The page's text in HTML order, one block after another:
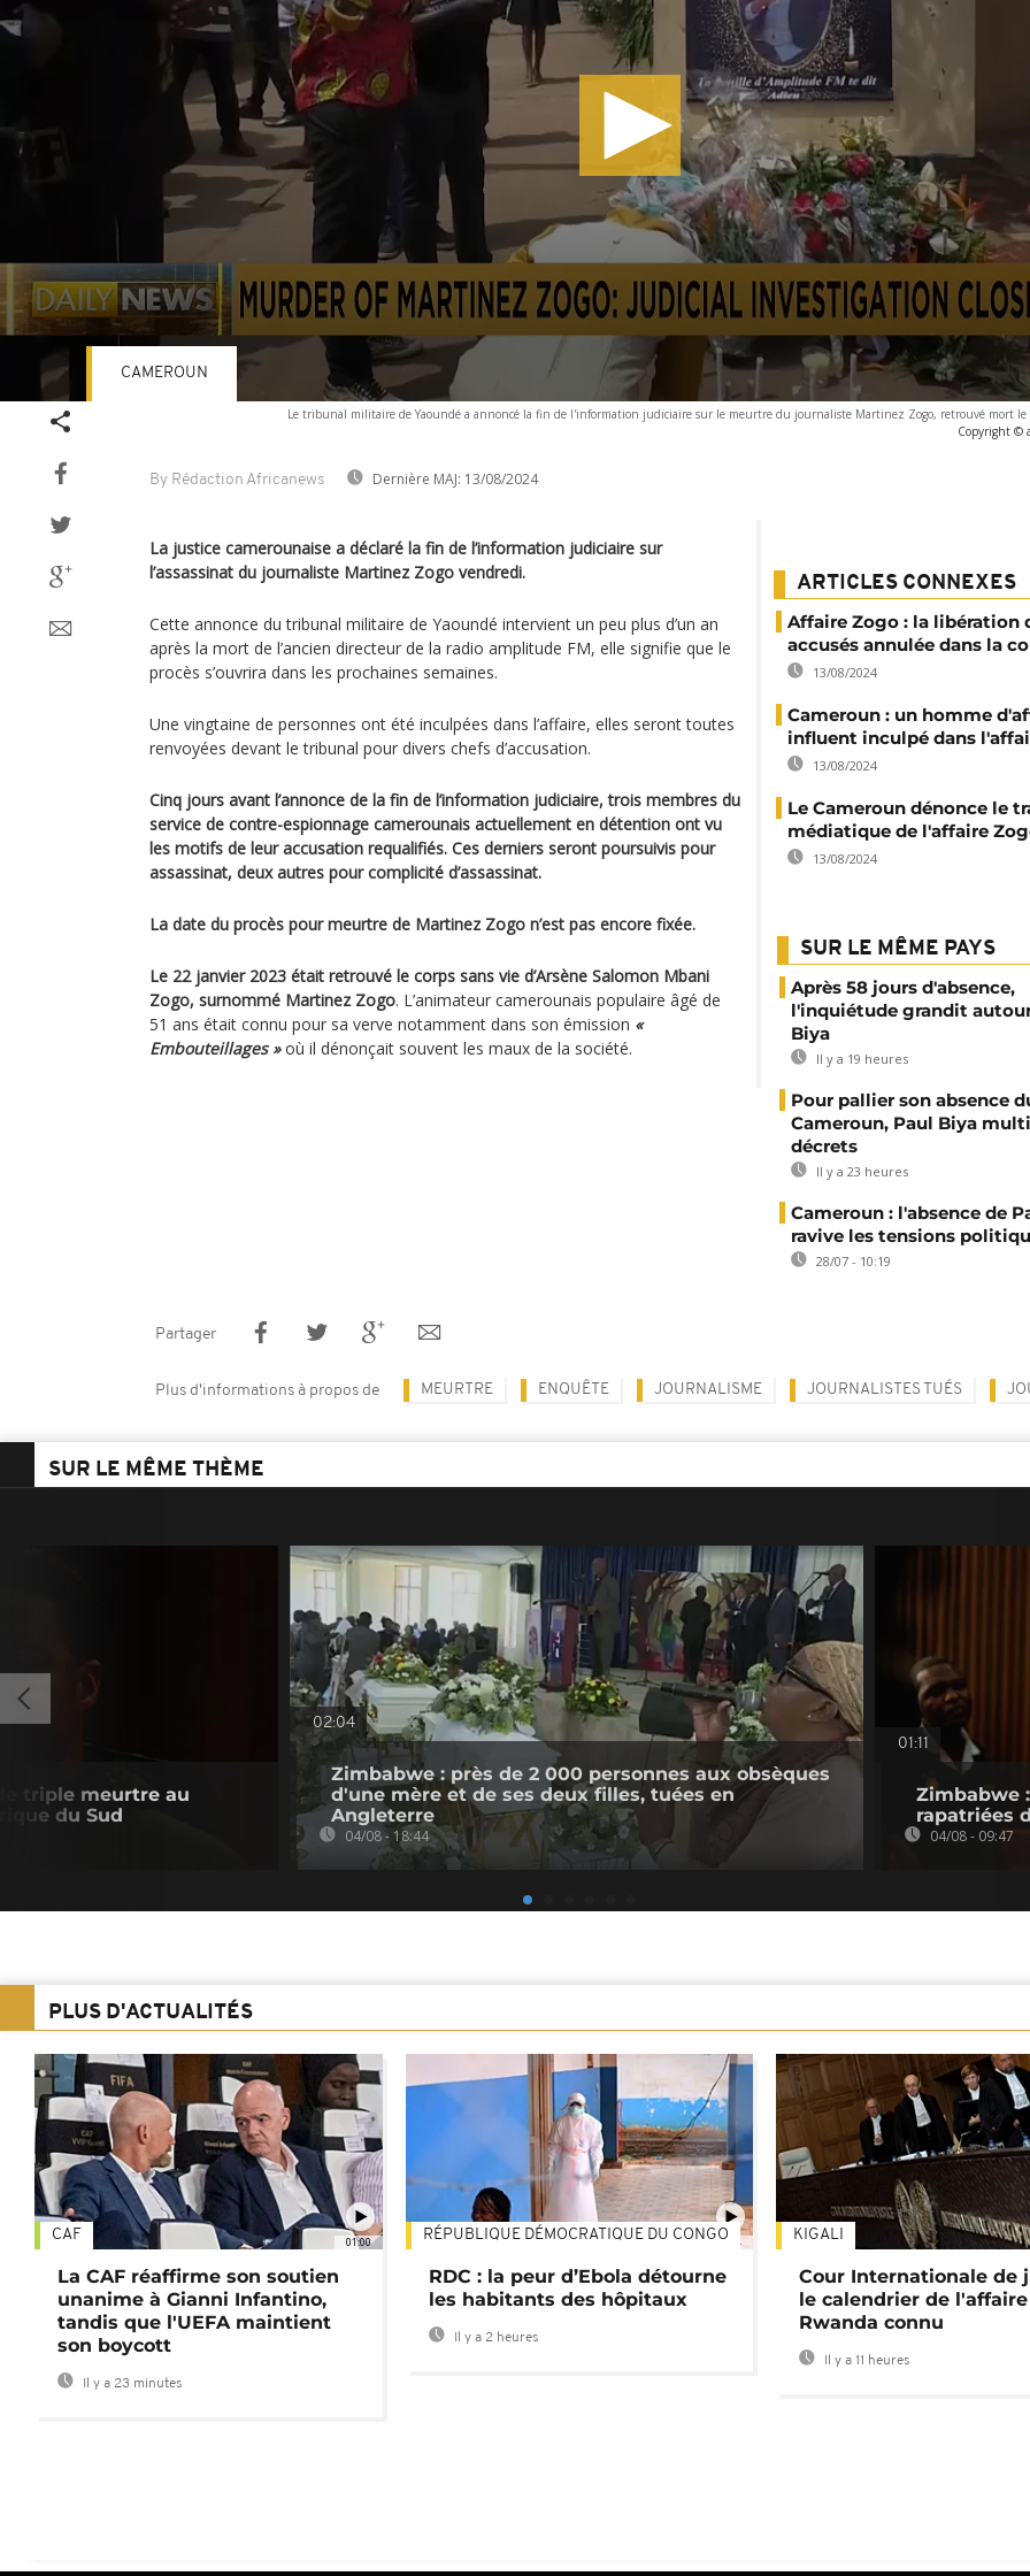
Le tribunal militaire de Yaoundé a annoncé la fin de l'information judiciaire sur le meurtre du journaliste Martinez Zogo, retrouvé mort
Copyright ©
By Rédaction Africanews Dernière MAJ: 13/08/2024
CAMEROUN
La justice camerounaise a déclaré la fin de l’information judiciaire sur
l’assassinat du journaliste Martinez Zogo vendredi.
Cette annonce du tribunal militaire de Yaoundé intervient un peu plus d’un an
après la mort de l’ancien directeur de la radio amplitude FM, elle signifie que le
procès s’ouvrira dans les prochaines semaines.
Une vingtaine de personnes ont été inculpées dans l’affaire, elles seront toutes
renvoyées devant le tribunal pour divers chefs d’accusation.
Cinq jours avant l’annonce de la fin de l’information judiciaire, trois membres du
service de contre-espionnage camerounais actuellement en détention ont vu
les motifs de leur accusation requalifiés. Ces derniers seront poursuivis pour
assassinat, deux autres pour complicité d’assassinat.
La date du procès pour meurtre de Martinez Zogo n’est pas encore fixée.
Le 22 janvier 2023 était retrouvé le corps sans vie d’Arsène Salomon Mbani
Zogo, surnommé Martinez Zogo. L’animateur camerounais populaire âgé de
51 ans était connu pour sa verve notamment dans son émission «
Embouteillages »où il dénonçait souvent les maux de la société.
ARTICLES CONNEXES
Affaire Zogo : la libération
accusés annulée dans la
13/08/2024
Cameroun : un homme
influent inculpé dans
13/08/2024
Le Cameroun dénonce le
médiatique de l'affaire
13/08/2024
SUR LE MÊME PAYS
Après 58 jours d'absence,
l'inquiétude grandit
Biya
Il y a 19 heures
Pour pallier son absence
Cameroun, Paul Biya
décrets
Il y a 23 heures
Cameroun : l'absence de
ravive les tensions
28/07 - 10:19
Partager
Plus d'informations à propos de MEURTRE ENQUÊTE JOURNALISME JOURNALISTES TUÉS
SUR LE MÊME THÈME
triple meurtre au
du Sud
02:04
Zimbabwe : près de 2 000 personnes aux obsèques
d'une mère et de ses deux filles, tuées en
Angleterre
04/08 - 18:44
01:11
Zimbabwe
rapatriées
04/08 - 09:47
PLUS D'ACTUALITÉS
01:00
CAF
La CAF réaffirme son soutien
unanime à Gianni Infantino,
tandis que l'UEFA maintient
son boycott
Il y a 23 minutes
01:34
RÉPUBLIQUE DÉMOCRATIQUE DU CONGO
RDC : la peur d’Ebola détourne
les habitants des hôpitaux
Il y a 2 heures
KIGALI
Cour Internationale de
le calendrier de l'affaire
Rwanda connu
Il y a 11 heures